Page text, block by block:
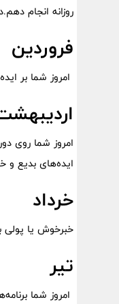
روزانه انجام دهم.در ادامه
فروردین
امروز شما بر
امروز شما روی
ایده‌های بدیع و
خرداد
خبر‌خوش یا پولی
تیر
امروز شما